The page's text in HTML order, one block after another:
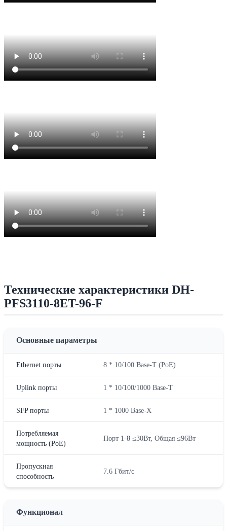
Технические характеристики DH-
PFS3110-8ET-96-F
Основные параметры
Ethernet порты 8 * 10/100 Base-T (PoE)
Uplink порты 1 * 10/100/1000 Base-T
SFP порты 1 * 1000 Base-X
Потребляемая
мощность (PoE)
Порт 1-8 ≤30Вт, Общая ≤96Вт
Пропускная
способность
7.6 Гбит/с
Функционал